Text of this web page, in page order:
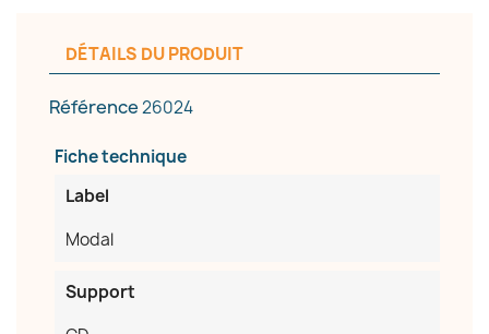
DÉTAILS DU PRODUIT
Référence26024
Fiche technique
Label
Modal
Support
Créer une liste d'envies
Annuler